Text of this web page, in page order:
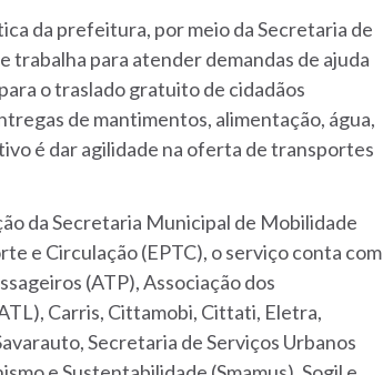
da prefeitura, por meio da Secretaria de
trabalha para atender demandas de ajuda
o traslado gratuito de cidadãos
de mantimentos, alimentação, água,
é dar agilidade na oferta de transportes
da Secretaria Municipal de Mobilidade
e Circulação (EPTC), o serviço conta com
(ATP), Associação dos
Carris, Cittamobi, Cittati, Eletra,
Secretaria de Serviços Urbanos